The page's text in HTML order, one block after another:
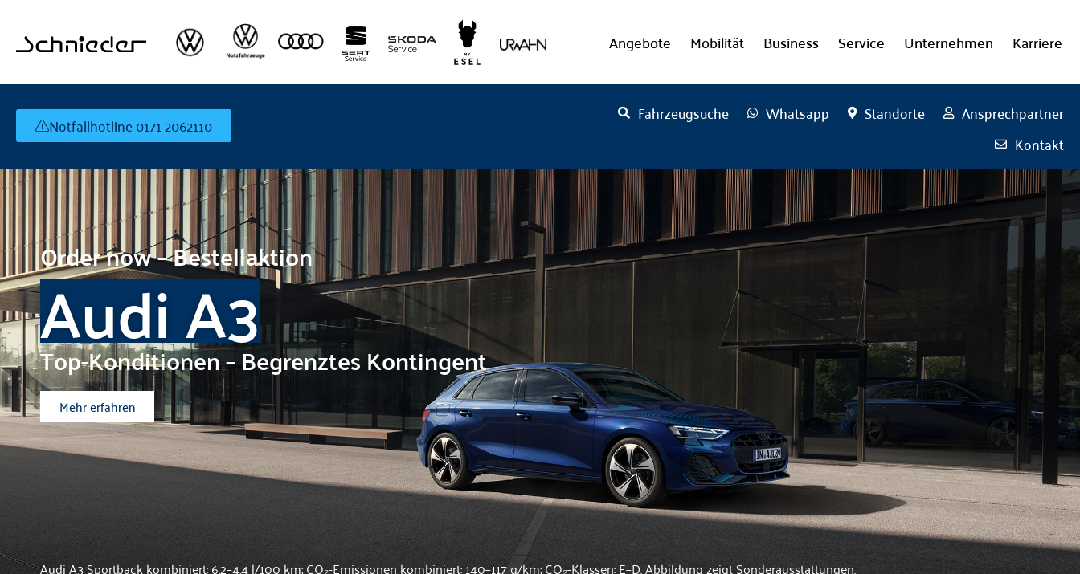
Angebote Mobilität Business Service Unternehmen Karriere
Notfallhotline 0171 2062110 Fahrzeugsuche Whatsapp Standorte
Ansprechpartner
Kontakt
Order now – Bestellaktion
Audi A3
Top-Konditionen – Begrenztes Kontingent
Mehr erfahren
Audi A3 Sportback kombiniert: 6,2–4,4 l/100 km; CO₂-Emissionen kombiniert: 140–117 g/km; CO₂-Klassen: E–D. Abbildung zeigt Sonderausstattungen.